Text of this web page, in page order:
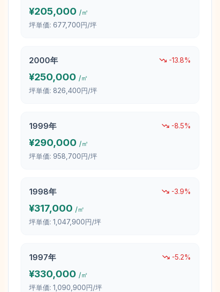
¥205,000 /㎡
坪単価: 677,700円/坪
2000年 -13.8%
¥250,000 /㎡
坪単価: 826,400円/坪
1999年 -8.5%
¥290,000 /㎡
坪単価: 958,700円/坪
1998年 -3.9%
¥317,000 /㎡
坪単価: 1,047,900円/坪
1997年 -5.2%
¥330,000 /㎡
坪単価: 1,090,900円/坪